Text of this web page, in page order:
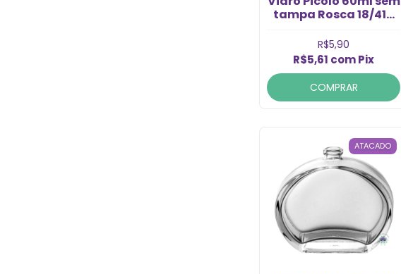
tampa Rosca 18/410
R$5,90
R$5,61 comPix
COMPRAR
ATACADO